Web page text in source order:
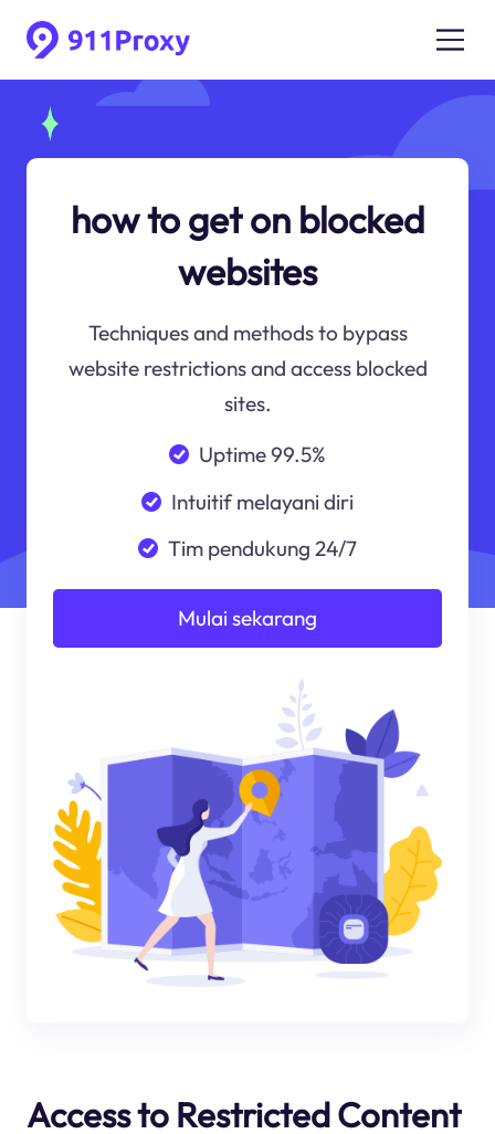
how to get on blocked
websites
Techniques and methods to bypass
website restrictions and access blocked
sites.
Uptime 99.5%
Intuitif melayani diri
Tim pendukung 24/7
Mulai sekarang
Access to Restricted Content